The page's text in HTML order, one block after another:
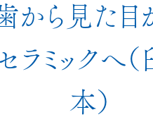
から見た目
ラミックへ
本）